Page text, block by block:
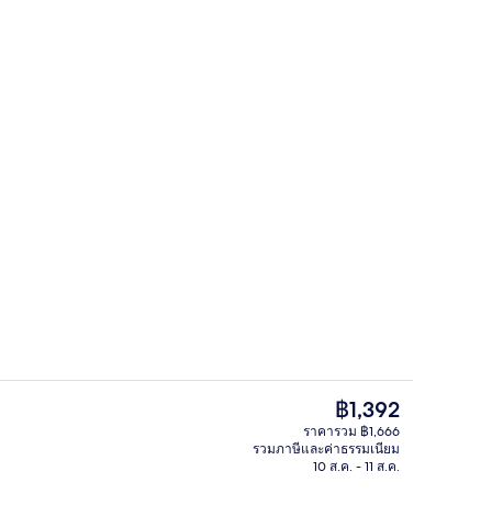
บาร์ (ในที่พัก)
ราคา
ปัจจุบัน
฿1,392
฿1,392
ราคารวม ฿1,666
รวมภาษีและค่าธรรมเนียม
10 ส.ค. - 11 ส.ค.